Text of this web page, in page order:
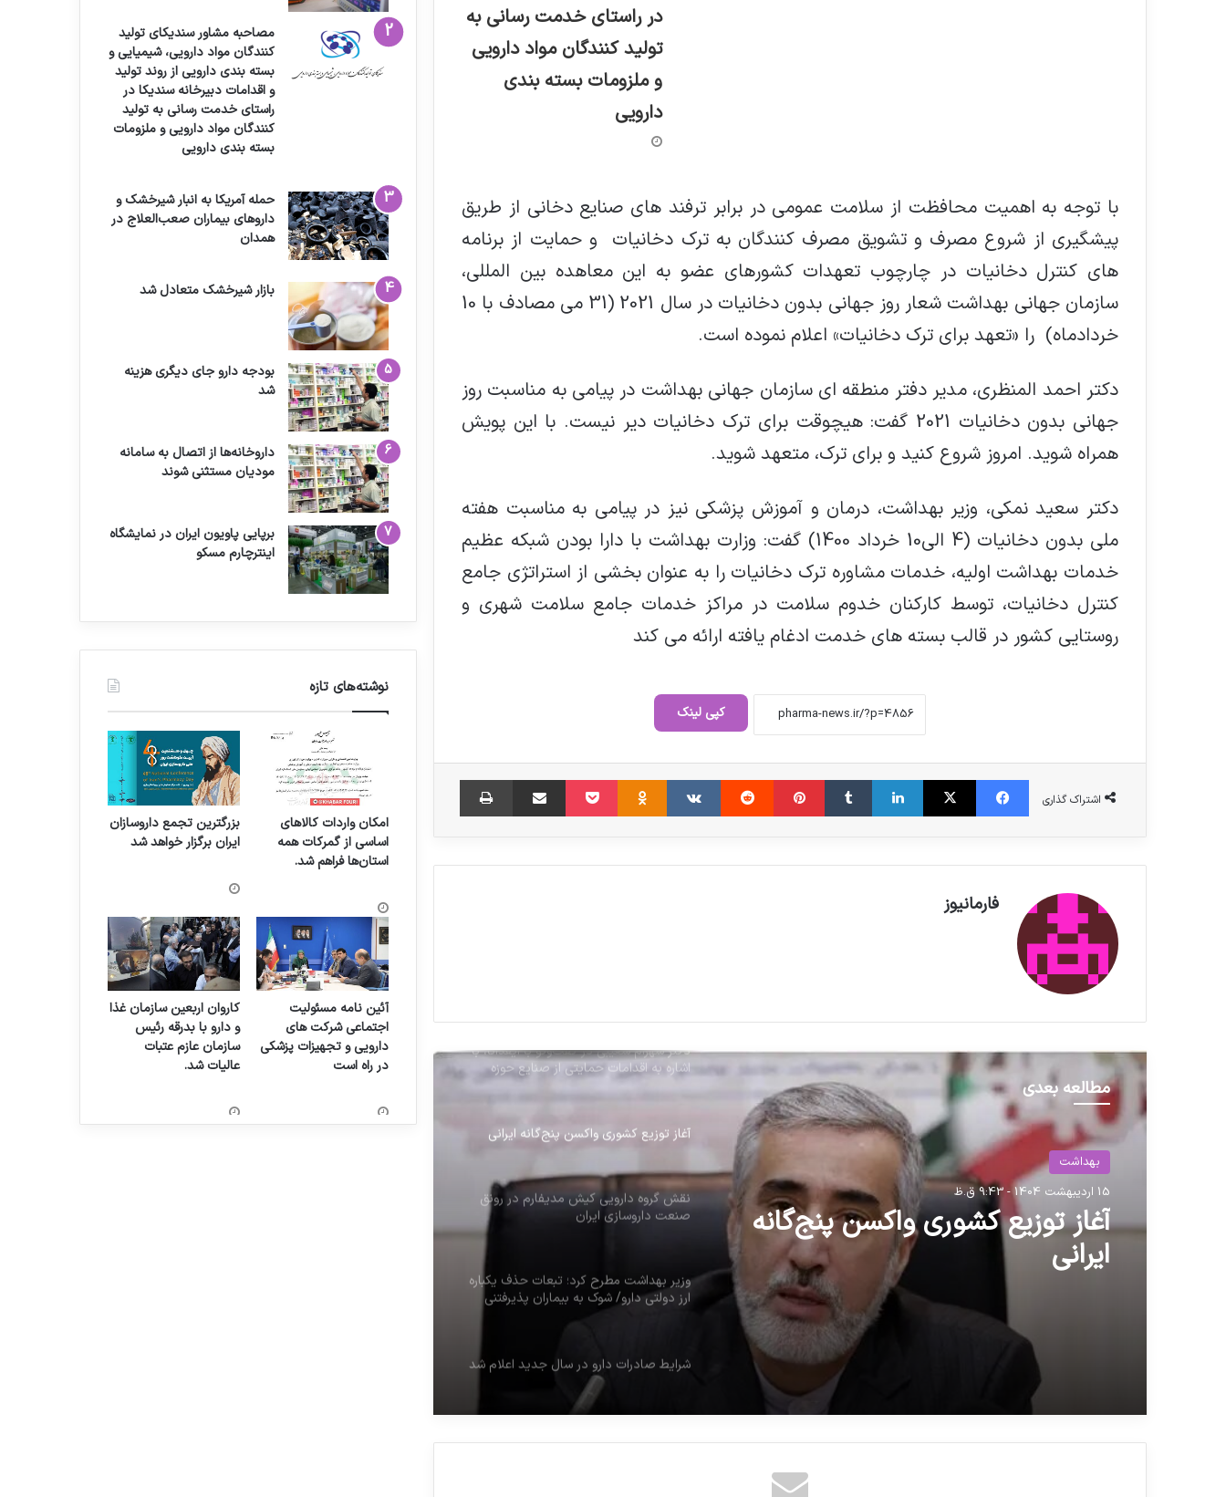
در راستای خدمت رسانی به
تولید کنندگان مواد دارویی
و ملزومات بسته بندی
دارویی
با توجه به اهمیت محافظت از سلامت عمومی در برابر ترفند های صنایع دخانی از طریق
پیشگیری از شروع مصرف و تشویق مصرف کنندگان به ترک دخانیات و حمایت از برنامه
های کنترل دخانیات در چارچوب تعهدات کشورهای عضو به این معاهده بین المللی،
سازمان جهانی بهداشت شعار روز جهانی بدون دخانیات در سال 2021 (31 می مصادف با 10
خردادماه) را «تعهد برای ترک دخانیات» اعلام نموده است.
دکتر احمد المنظری، مدیر دفتر منطقه ای سازمان جهانی بهداشت در پیامی به مناسبت روز
جهانی بدون دخانیات 2021 گفت: هیچوقت برای ترک دخانیات دیر نیست. با این پویش
همراه شوید. امروز شروع کنید و برای ترک، متعهد شوید.
دکتر سعید نمکی، وزیر بهداشت، درمان و آموزش پزشکی نیز در پیامی به مناسبت هفته
ملی بدون دخانیات (4 الی10 خرداد 1400) گفت: وزارت بهداشت با دارا بودن شبکه عظیم
خدمات بهداشت اولیه، خدمات مشاوره ترک دخانیات را به عنوان بخشی از استراتژی جامع
کنترل دخانیات، توسط کارکنان خدوم سلامت در مراکز خدمات جامع سلامت شهری و
روستایی کشور در قالب بسته های خدمت ادغام یافته ارائه می کند
کپی لینک
اشتراک گذاری
فیس بوک X لینکدین ‫تامبلر ‫پین‌ترست ‫رددیت ‫VKontakte
‫Odnoklassniki پاکت اشتراک گذاری از طریق ایمیل
فارمانیوز
مطالعه بعدی
بهداشت
15 اردیبهشت 1404 - 9:43 ق.ظ
آغاز توزیع کشوری واکسن پنج‌گانه
ایرانی
وزیر بهداشت مطرح کرد؛ تبعات حذف یکباره
دکتر شهرام شعیبی در گفت‌وگو با ایفدانا، با
اشاره به اقدامات حمایتی از صنایع حوزه
سلامت اظهار کرد:
آغاز توزیع کشوری واکسن پنج‌گانه ایرانی
نقش گروه دارویی کیش مدیفارم در رونق
صنعت داروسازی ایران
وزیر بهداشت مطرح کرد؛ تبعات حذف یکباره
ارز دولتی دارو/ شوک به بیماران پذیرفتنی
شرایط صادرات دارو در سال جدید اعلام شد
محصولات آرایشی الزامی است
مصاحبه مشاور سندیکای تولید
کنندگان مواد دارویی، شیمیایی و
بسته بندی دارویی از روند تولید
و اقدامات دبیرخانه سندیکا در
راستای خدمت رسانی به تولید
کنندگان مواد دارویی و ملزومات
بسته بندی دارویی
حمله آمریکا به انبار شیرخشک و
داروهای بیماران صعب‌العلاج در
همدان
بازار شیرخشک متعادل شد
بودجه دارو جای دیگری هزینه
شد
داروخانه‌ها از اتصال به سامانه
مودیان مستثنی شوند
برپایی پاویون ایران در نمایشگاه
اینترچارم مسکو
نوشته‌های تازه
امکان واردات کالاهای
اساسی از گمرکات همه
استان‌ها فراهم شد.
بزرگترین تجمع داروسازان
ایران برگزار خواهد شد
آئین نامه مسئولیت
اجتماعی شرکت های
دارویی و تجهیزات پزشکی
در راه است
کاروان اربعین سازمان غذا
و دارو با بدرقه رئیس
سازمان عازم عتبات
عالیات شد.